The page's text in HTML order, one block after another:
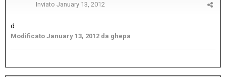
Inviato January 13, 2012
d
Modificato January 13, 2012 da ghepa